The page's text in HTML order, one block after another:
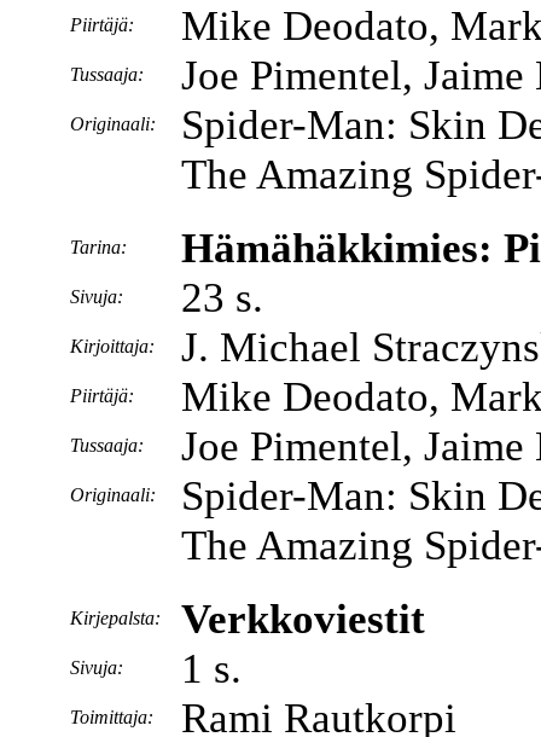
Piirtäjä: Mike Deodato,
Tussaaja: Joe Pimentel, Jaime
Originaali:
Spider-Man: Skin
The Amazing
Tarina: Hämähäkkimies:
Sivuja: 23 s.
Kirjoittaja: J. Michael
Piirtäjä: Mike Deodato,
Tussaaja: Joe Pimentel, Jaime
Originaali:
Spider-Man: Skin
The Amazing
Kirjepalsta: Verkkoviestit
Sivuja: 1 s.
Toimittaja: Rami Rautkorpi